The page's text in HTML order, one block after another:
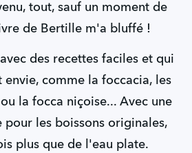
tout, sauf un moment de
de Bertille m'a bluffé !
des recettes faciles et qui
comme la foccacia, les
la focca niçoise... Avec une
pour les boissons originales,
plus que de l'eau plate.